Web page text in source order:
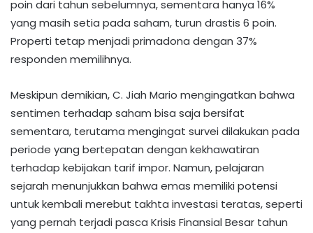
poin dari tahun sebelumnya, sementara hanya 16%
yang masih setia pada saham, turun drastis 6 poin.
Properti tetap menjadi primadona dengan 37%
responden memilihnya.
Meskipun demikian, C. Jiah Mario mengingatkan bahwa
sentimen terhadap saham bisa saja bersifat
sementara, terutama mengingat survei dilakukan pada
periode yang bertepatan dengan kekhawatiran
terhadap kebijakan tarif impor. Namun, pelajaran
sejarah menunjukkan bahwa emas memiliki potensi
untuk kembali merebut takhta investasi teratas, seperti
yang pernah terjadi pasca Krisis Finansial Besar tahun